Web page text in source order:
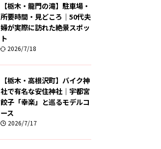
【栃木・龍門の滝】駐車場・
所要時間・見どころ｜50代夫
婦が実際に訪れた絶景スポッ
ト
2026/7/18
【栃木・高根沢町】バイク神
社で有名な安住神社｜宇都宮
餃子「幸楽」と巡るモデルコ
ース
2026/7/17